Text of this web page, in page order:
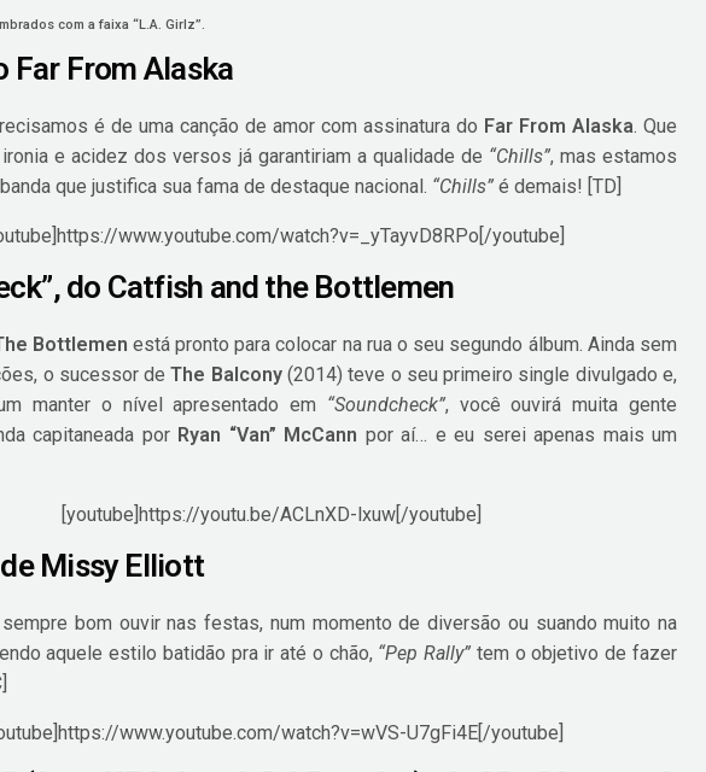
com a faixa “L.A. Girlz”.
Far From Alaska
é de uma canção de amor com assinatura do Far From Alaska. Que
e acidez dos versos já garantiriam a qualidade de “Chills”, mas estamos
que justifica sua fama de destaque nacional. “Chills” é demais! [TD]
www.youtube.com/watch?v=_yTayvD8RPo[/youtube]
do Catfish and the Bottlemen
Bottlemen está pronto para colocar na rua o seu segundo álbum. Ainda sem
o sucessor deThe Balcony(2014) teve o seu primeiro single divulgado e,
manter o nível apresentado em “Soundcheck”, você ouvirá muita gente
capitaneada por Ryan “Van” McCann por aí… e eu serei apenas mais um
[youtube]https://youtu.be/ACLnXD-lxuw[/youtube]
Missy Elliott
bom ouvir nas festas, num momento de diversão ou suando muito na
aquele estilo batidão pra ir até o chão, “Pep Rally” tem o objetivo de fazer
www.youtube.com/watch?v=wVS-U7gFi4E[/youtube]